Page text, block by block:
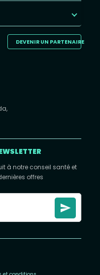
DEVENIR UN PARTENAIRE
à notre conseil santé et
offres